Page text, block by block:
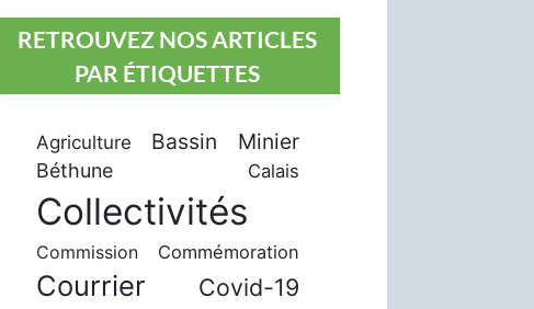
RETROUVEZ NOS ARTICLES
PAR ÉTIQUETTES
Agriculture Bassin Minier
Béthune Calais
Collectivités
Commission Commémoration
Courrier Covid-19